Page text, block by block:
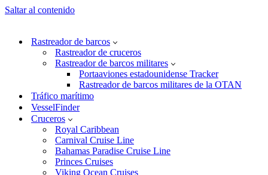
Saltar al contenido
Rastreador de barcos
Rastreador de cruceros
Rastreador de barcos militares
Portaaviones estadounidense Tracker
Rastreador de barcos militares de la OTAN
Tráfico marítimo
VesselFinder
Cruceros
Royal Caribbean
Carnival Cruise Line
Bahamas Paradise Cruise Line
Princes Cruises
Viking Ocean Cruises